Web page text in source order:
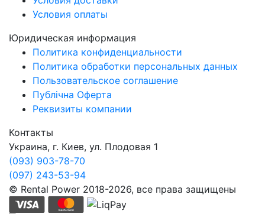
Условия оплаты
Юридическая информация
Политика конфиденциальности
Политика обработки персональных данных
Пользовательское соглашение
Публічна Оферта
Реквизиты компании
Контакты
Украина, г. Киев, ул. Плодовая 1
(093) 903-78-70
(097) 243-53-94
© Rental Power 2018-2026, все права защищены